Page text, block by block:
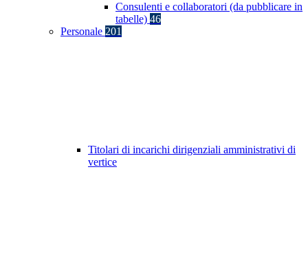
Consulenti e collaboratori (da pubblicare in
tabelle) 46
Personale 201
Titolari di incarichi dirigenziali amministrativi di
vertice